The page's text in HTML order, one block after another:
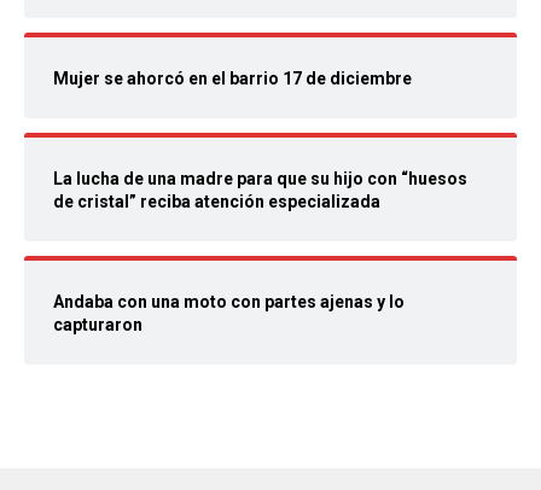
Mujer se ahorcó en el barrio 17 de diciembre
La lucha de una madre para que su hijo con “huesos
de cristal” reciba atención especializada
Andaba con una moto con partes ajenas y lo
capturaron